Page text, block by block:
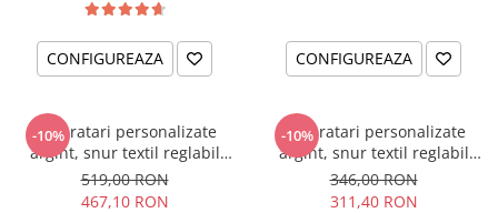
CONFIGUREAZA CONFIGUREAZA
-10%
Set bratari personalizate
argint, snur textil reglabil
Surioare
519,00 RON
467,10 RON
-10%
Set bratari personalizate
argint, snur textil reglabil
Friends are like Stars
346,00 RON
311,40 RON